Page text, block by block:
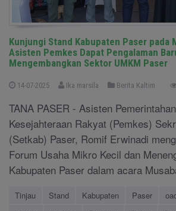
Kunjungi Stand Kabupaten Paser pada
Asisten Pemkes Dapat Pengalaman
Mengembangkan Sektor UMKM Paser
14-07-2025 Ika marsila Berita Kaltim
TANA PASER - Asisten
Kesejahteraan Rakyat (Pemkes)
(Setkab) Paser, Romif Erwinadi
Forum Usaha Mikro Kecil dan
Kabupaten Paser dalam acara
Tinjau Stand Kabupaten Paser